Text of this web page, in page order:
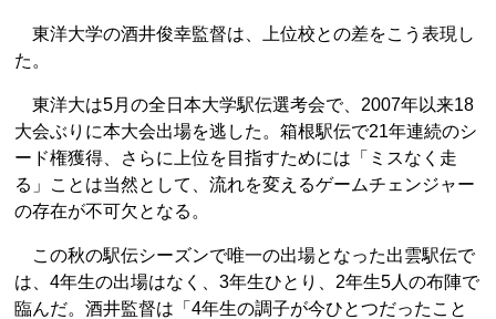
東洋大学の酒井俊幸監督は、上位校との差をこう表現し
た。
東洋大は5月の全日本大学駅伝選考会で、2007年以来18
大会ぶりに本大会出場を逃した。箱根駅伝で21年連続のシ
ード権獲得、さらに上位を目指すためには「ミスなく走
る」ことは当然として、流れを変えるゲームチェンジャー
の存在が不可欠となる。
この秋の駅伝シーズンで唯一の出場となった出雲駅伝で
は、4年生の出場はなく、3年生ひとり、2年生5人の布陣で
臨んだ。酒井監督は「4年生の調子が今ひとつだったこと